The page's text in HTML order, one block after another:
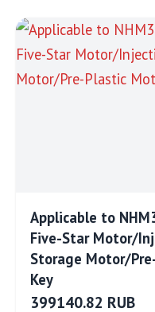
Applicable to
Five-Star Motor/
Storage Motor/
Key
399140.82 RUB